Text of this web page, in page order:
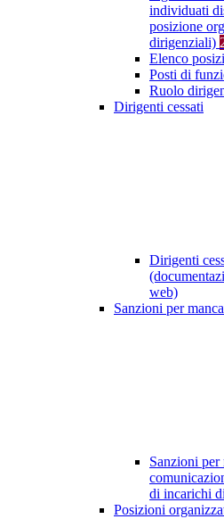
individuati
posizione
dirigenziali)
Elenco
Posti di
Ruolo
Dirigenti cessati
Dirigenti
web)
Sanzioni per
Sanzioni per
di incarichi
Posizioni